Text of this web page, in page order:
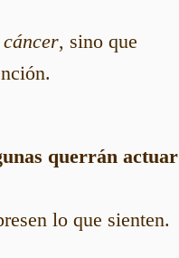
, sino que
querrán actuar
lo que sienten.